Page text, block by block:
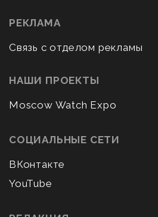
РЕКЛАМА
Связь с отделом рекламы
НАШИ ПРОЕКТЫ
Moscow Watch Expo
СОЦИАЛЬНЫЕ СЕТИ
ВКонтакте
YouTube